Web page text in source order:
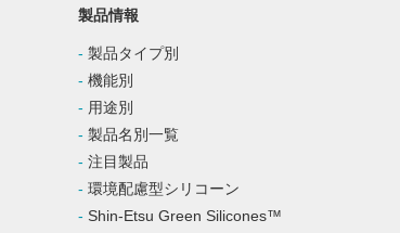
製品情報
製品タイプ別
機能別
用途別
製品名別一覧
注目製品
環境配慮型シリコーン
Shin-Etsu Green Silicones™